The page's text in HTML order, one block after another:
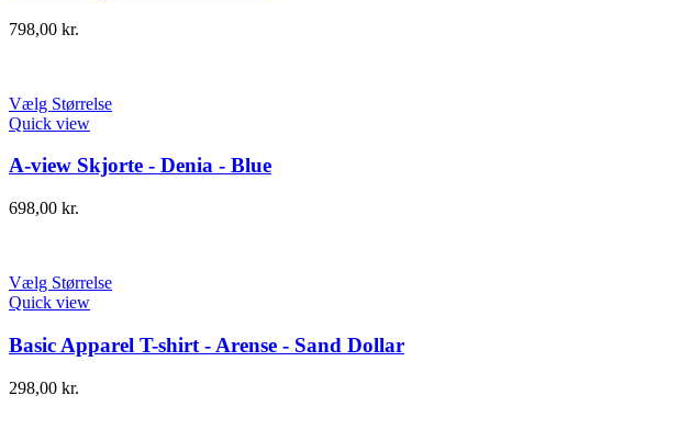
798,00 kr.
Vælg Størrelse
Quick view
A-view Skjorte - Denia - Blue
698,00 kr.
Vælg Størrelse
Quick view
Basic Apparel T-shirt - Arense - Sand Dollar
298,00 kr.